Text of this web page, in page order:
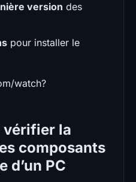
version des
pour installer le
watch?
vérifier la
composants
d’un PC